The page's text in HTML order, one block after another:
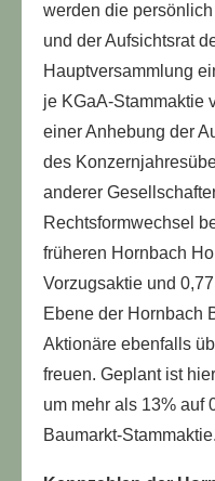
werden die
und der Aufsichtsrat
Hauptversammlung
je KGaA-Stammaktie
einer Anhebung der
des
anderer
Rechtsformwechsel
früheren Hornbach
Vorzugsaktie und
Ebene der Hornbach
Aktionäre ebenfalls
freuen. Geplant ist
um mehr als 13% auf
Baumarkt-Stammaktie.